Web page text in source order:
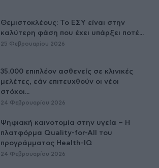
Θεμιστοκλέους: Το ΕΣΥ είναι στην
καλύτερη φάση που έχει υπάρξει ποτέ...
25 Φεβρουαρίου 2026
35.000 επιπλέον ασθενείς σε κλινικές
μελέτες, εάν επιτευχθούν οι νέοι
στόχοι...
24 Φεβρουαρίου 2026
Ψηφιακή καινοτομία στην υγεία – H
πλατφόρμα Quality-for-All του
προγράμματος Health-IQ
24 Φεβρουαρίου 2026